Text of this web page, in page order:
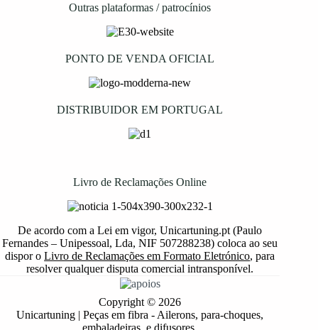
Outras plataformas / patrocínios
PONTO DE VENDA OFICIAL
DISTRIBUIDOR EM PORTUGAL
Livro de Reclamações Online
De acordo com a Lei em vigor, Unicartuning.pt (Paulo
Fernandes – Unipessoal, Lda, NIF 507288238) coloca ao seu
dispor oLivro de Reclamações em Formato Eletrónico, para
resolver qualquer disputa comercial intransponível.
Copyright © 2026
Unicartuning | Peças em fibra - Ailerons, para-choques,
embaladeiras, e difusores.